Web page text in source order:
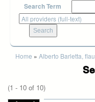
Search Term
You are here
Home » Alberto Barletta,
(1 - 10 of 10)